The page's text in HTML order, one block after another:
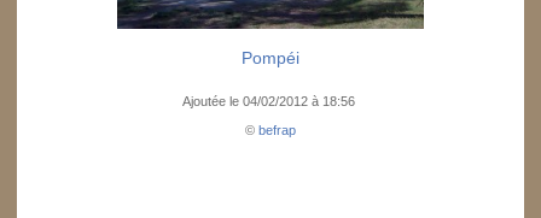
Pompéi
Ajoutée le 04/02/2012 à 18:56
© befrap